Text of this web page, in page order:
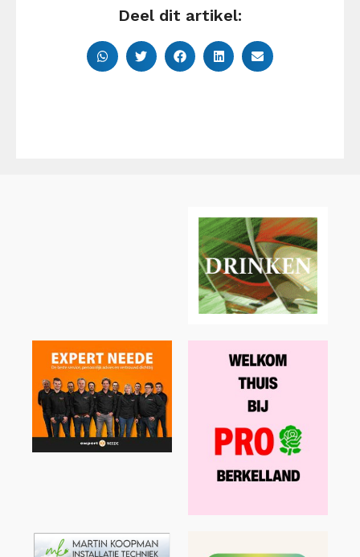
Deel dit artikel: